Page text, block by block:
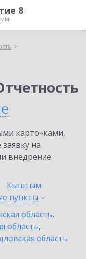
8
карточками,
на
внедрение
Кыштым
пункты
область,
область,
область